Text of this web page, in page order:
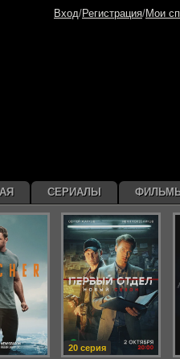
СЕРИАЛЫ
20 серия
Вход/Регистрация/Мои